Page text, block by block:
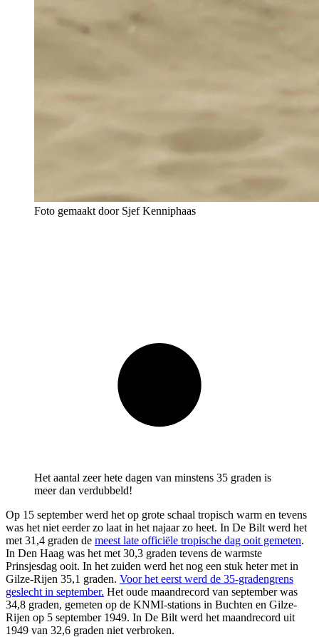
Foto gemaakt door Sjef Kenniphaas
Het aantal zeer hete dagen van minstens 35 graden is
meer dan verdubbeld!
Op 15 september werd het op grote schaal tropisch warm en tevens
was het niet eerder zo laat in het najaar zo heet. In De Bilt werd het
met 31,4 graden de meest late officiële tropische dag ooit gemeten.
In Den Haag was het met 30,3 graden tevens de warmste
Prinsjesdag ooit. In het zuiden werd het nog een stuk heter met in
Gilze-Rijen 35,1 graden. Voor het eerst werd de 35-gradengrens
geslecht in september. Het oude maandrecord van september was
34,8 graden, gemeten op de KNMI-stations in Buchten en Gilze-
Rijen op 5 september 1949. In De Bilt werd het maandrecord uit
1949 van 32,6 graden niet verbroken.